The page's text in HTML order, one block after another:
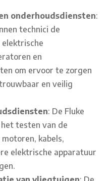
onderhoudsdiensten:
technici de
en
om ervoor te zorgen
en veilig
: De Fluke
testen van de
kabels,
elektrische apparatuur